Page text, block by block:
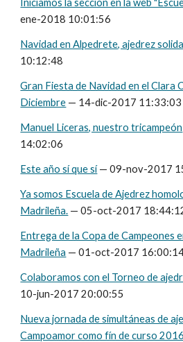
Iniciamos la sección en la web
ene-2018 10:01:56
Navidad en Alpedrete, ajedrez
10:12:48
Gran Fiesta de Navidad en el Clara
Diciembre — 14-dic-2017 11:33:03
Manuel Liceras, nuestro tricampeón
14:02:06
Este año sí que sí— 09-nov-2017
Ya somos Escuela de Ajedrez
Madrileña. — 05-oct-2017
Entrega de la Copa de Campeones
Madrileña — 01-oct-2017
Colaboramos con el Torneo de
10-jun-2017 20:00:55
Nueva jornada de simultáneas de
Campoamor como fín de curso